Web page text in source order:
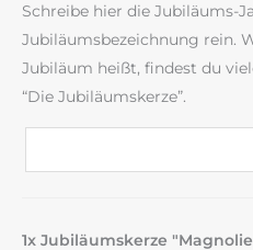
Schreibe hier die Jubiläums-
Jubiläumsbezeichnung rein.
Jubiläum heißt, findest du
“Die Jubiläumskerze”.
1x Jubiläumskerze